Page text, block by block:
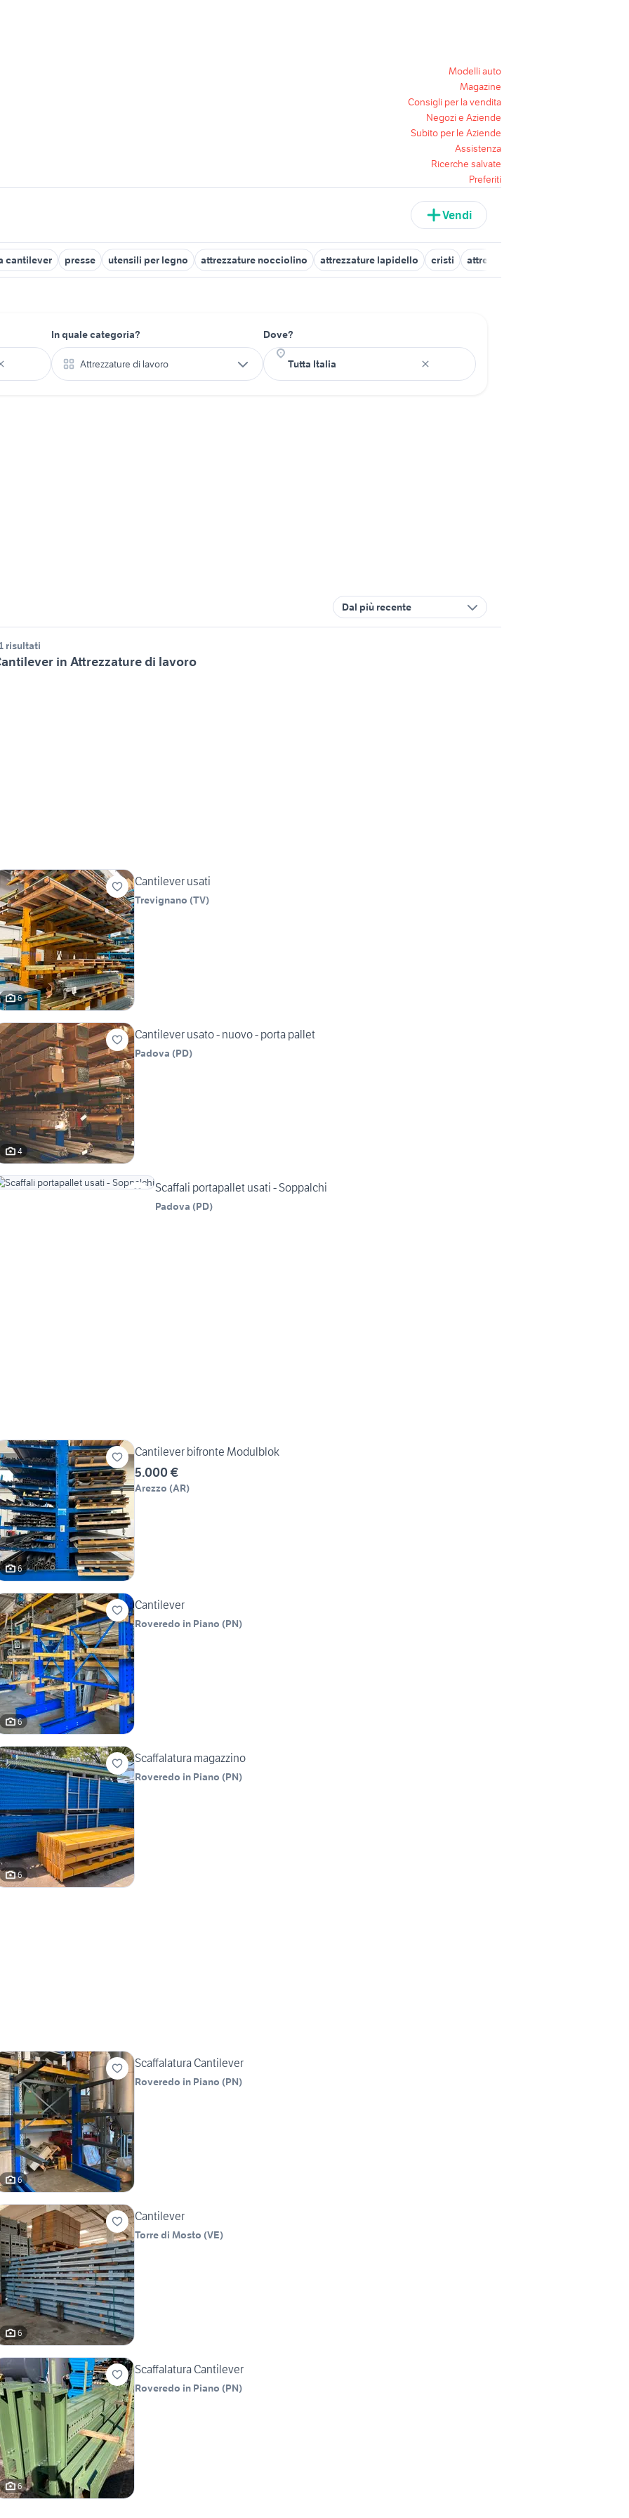
Modelli auto
Magazine
Consigli per la vendita
Negozi e Aziende
Subito per le Aziende
Assistenza
Ricerche salvate
Preferiti
Vendi
cantilever presse utensili per legno attrezzature nocciolino attrezzature lapidello cristi attrezzature cabine verniciatura
In quale categoria?
Attrezzature di lavoro
Dove?
Dal più recente
risultati
in Attrezzature di lavoro
6
Cantilever usati
Trevignano (TV)
4
Cantilever usato - nuovo - porta pallet
Padova (PD)
Scaffali portapallet usati - Soppalchi
Padova (PD)
6
Cantilever bifronte Modulblok
5.000 €
Arezzo (AR)
6
Cantilever
Roveredo in Piano (PN)
6
Scaffalatura magazzino
Roveredo in Piano (PN)
6
Scaffalatura Cantilever
Roveredo in Piano (PN)
6
Cantilever
Torre di Mosto (VE)
6
Scaffalatura Cantilever
Roveredo in Piano (PN)